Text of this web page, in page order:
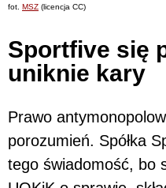
fot. MSZ (licencja CC)
Sportfive się
uniknie kary
Prawo
porozumień. Spółka
tego świadomość, bo